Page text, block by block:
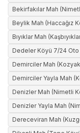
Bekirfakılar Mah
Beylik Mah (Haccağız
Bıyıklar Mah
Dedeler Köyü 7/24
Demirciler Mah
Demirciler Yayla Mah
Denizler Mah (Nimetli
Denizler Yayla Mah
Dereceviran Mah